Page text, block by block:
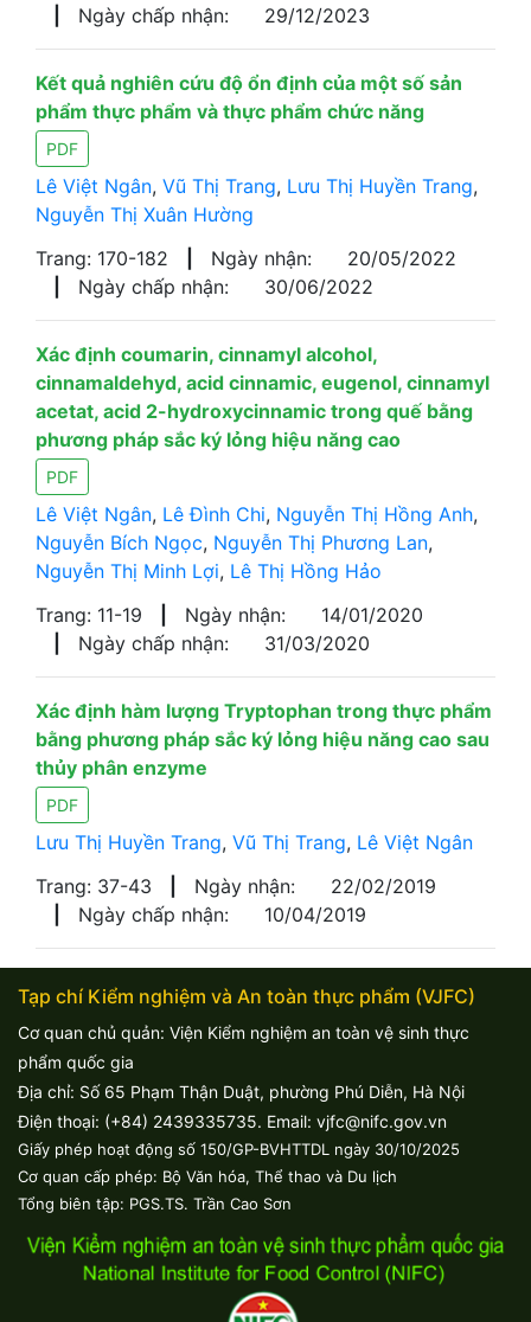
Ngày chấp nhận: 29/12/2023
Kết quả nghiên cứu độ ổn định của một số sản
phẩm thực phẩm và thực phẩm chức năng
PDF
Lê Việt Ngân, Vũ Thị Trang, Lưu Thị Huyền Trang,
Nguyễn Thị Xuân Hường
Trang: 170-182
Ngày nhận:
20/05/2022
Ngày chấp nhận: 30/06/2022
Xác định coumarin, cinnamyl alcohol,
cinnamaldehyd, acid cinnamic, eugenol, cinnamyl
acetat, acid 2-hydroxycinnamic trong quế bằng
phương pháp sắc ký lỏng hiệu năng cao
PDF
Lê Việt Ngân, Lê Đình Chi, Nguyễn Thị Hồng Anh,
Nguyễn Bích Ngọc, Nguyễn Thị Phương Lan,
Nguyễn Thị Minh Lợi, Lê Thị Hồng Hảo
Trang: 11-19
Ngày nhận:
14/01/2020
Ngày chấp nhận: 31/03/2020
Xác định hàm lượng Tryptophan trong thực phẩm
bằng phương pháp sắc ký lỏng hiệu năng cao sau
thủy phân enzyme
PDF
Lưu Thị Huyền Trang, Vũ Thị Trang, Lê Việt Ngân
Trang: 37-43
Ngày nhận:
22/02/2019
Ngày chấp nhận: 10/04/2019
Tạp chí Kiểm nghiệm và An toàn thực phẩm (VJFC)
Cơ quan chủ quản: Viện Kiểm nghiệm an toàn vệ sinh thực
phẩm quốc gia
Địa chỉ: Số 65 Phạm Thận Duật, phường Phú Diễn, Hà Nội
Điện thoại: (+84) 2439335735. Email: vjfc@nifc.gov.vn
Giấy phép hoạt động số 150/GP-BVHTTDL ngày 30/10/2025
Cơ quan cấp phép: Bộ Văn hóa, Thể thao và Du lịch
Tổng biên tập: PGS.TS. Trần Cao Sơn